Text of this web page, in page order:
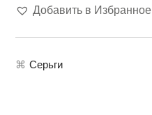
Добавить в Избранное
⌘ Серьги